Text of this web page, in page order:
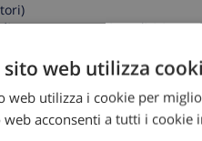
non saranno mai condivisi con
sito web utilizza
web utilizza i cookie per
acconsenti a tutti i